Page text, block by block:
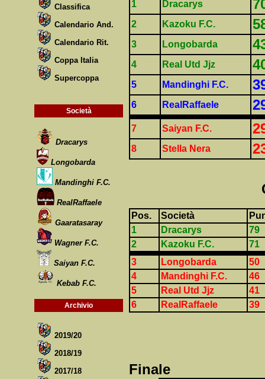
Classifica
Calendario And.
Calendario Rit.
Coppa Italia
Supercoppa
Società
Dracarys
Longobarda
Mandinghi F.C.
RealRaffaele
Gaaratasaray
Wagner F.C.
Saiyan F.C.
Kebab F.C.
Archivio
2019/20
2018/19
2017/18
1
Dracarys
2 Kazoku F.C.
3 Longobarda
4 Real Utd Jjz
5 Mandinghi F.C.
6 RealRaffaele
7 Saiyan F.C.
8 Stella Nera
Pos. Società
1
Dracarys
79
2
Kazoku F.C.
71
3
Longobarda
50
4
Mandinghi F.C.
46
5
Real Utd Jjz
41
6
RealRaffaele 39
Finale